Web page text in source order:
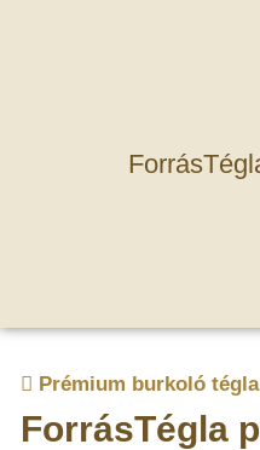
Prémium burkoló tégla
ForrásTégla